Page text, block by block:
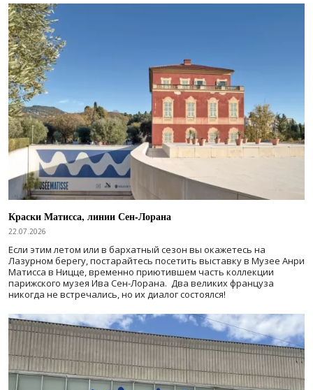
Краски Матисса, линии Сен-Лорана
22.07.2026
Если этим летом или в бархатный сезон вы окажетесь на
Лазурном берегу, постарайтесь посетить выставку в Музее Анри
Матисса в Ницце, временно приютившем часть коллекции
парижского музея Ива Сен-Лорана. Два великих француза
никогда не встречались, но их диалог состоялся!